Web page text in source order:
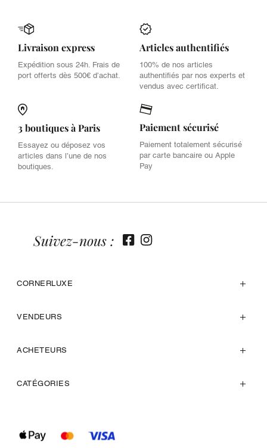
Livraison express
Expédition sous 24h. Frais de
port offerts dès 500€ d’achat.
Articles authentifiés
100% de nos articles
authentifiés par nos experts et
vendus avec certificat.
3 boutiques à Paris
Essayez ou déposez vos
articles dans l’une de nos
boutiques.
Paiement sécurisé
Paiement totalement sécurisé
par carte bancaire ou Apple
Pay
CORNERLUXE
VENDEURS
ACHETEURS
CATÉGORIES
Suivez-nous :